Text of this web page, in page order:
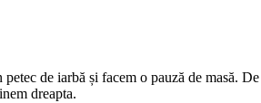
de iarbă și facem o pauză de masă.
dreapta.